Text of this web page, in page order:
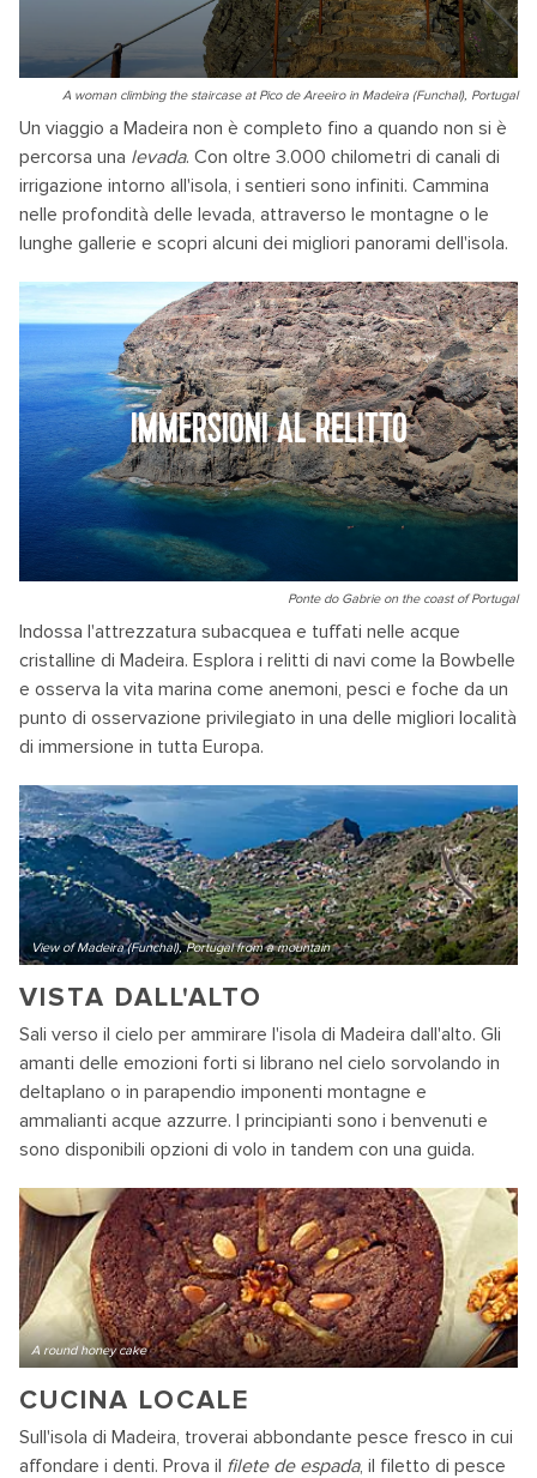
A woman climbing the staircase at Pico de Areeiro in Madeira (Funchal), Portugal
Un viaggio a Madeira non è completo fino a quando non si è
percorsa una levada. Con oltre 3.000 chilometri di canali di
irrigazione intorno all'isola, i sentieri sono infiniti. Cammina
nelle profondità delle levada, attraverso le montagne o le
lunghe gallerie e scopri alcuni dei migliori panorami dell'isola.
IMMERSIONI AL RELITTO
Ponte do Gabrie on the coast of Portugal
Indossa l'attrezzatura subacquea e tuffati nelle acque
cristalline di Madeira. Esplora i relitti di navi come la Bowbelle
e osserva la vita marina come anemoni, pesci e foche da un
punto di osservazione privilegiato in una delle migliori località
di immersione in tutta Europa.
View of Madeira (Funchal), Portugal from a mountain
VISTA DALL'ALTO
Sali verso il cielo per ammirare l'isola di Madeira dall'alto. Gli
amanti delle emozioni forti si librano nel cielo sorvolando in
deltaplano o in parapendio imponenti montagne e
ammalianti acque azzurre. I principianti sono i benvenuti e
sono disponibili opzioni di volo in tandem con una guida.
A round honey cake
CUCINA LOCALE
Sull'isola di Madeira, troverai abbondante pesce fresco in cui
affondare i denti. Prova il filete de espada, il filetto di pesce